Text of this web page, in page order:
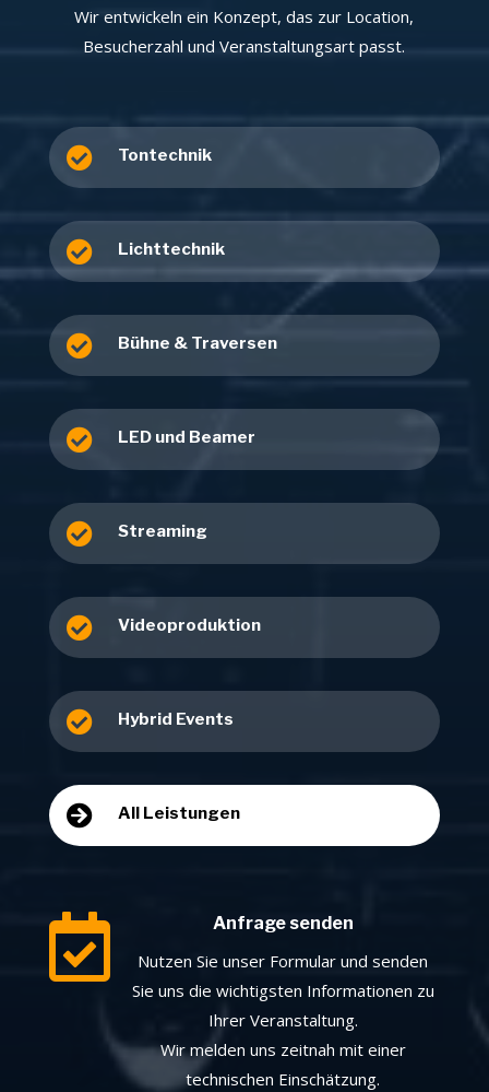
Wir entwickeln ein Konzept, das zur Location,
Besucherzahl und Veranstaltungsart passt.
 Tontechnik
 Lichttechnik
 Bühne & Traversen
 LED und Beamer
 Streaming
 Videoproduktion
 Hybrid Events
 All Leistungen
 Anfrage senden
Nutzen Sie unser Formular und senden
Sie uns die wichtigsten Informationen zu
Ihrer Veranstaltung.
Wir melden uns zeitnah mit einer
technischen Einschätzung.